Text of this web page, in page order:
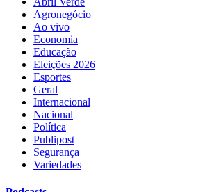
Agronegócio
Ao vivo
Economia
Educação
Eleições 2026
Esportes
Geral
Internacional
Nacional
Política
Publipost
Segurança
Variedades